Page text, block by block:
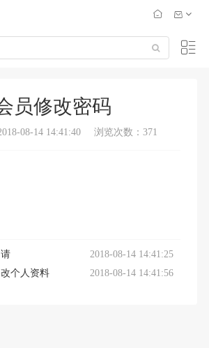
员修改密码
08-14 14:41:40 浏览次数：371
2018-08-14 14:41:25
个人资料 2018-08-14 14:41:56